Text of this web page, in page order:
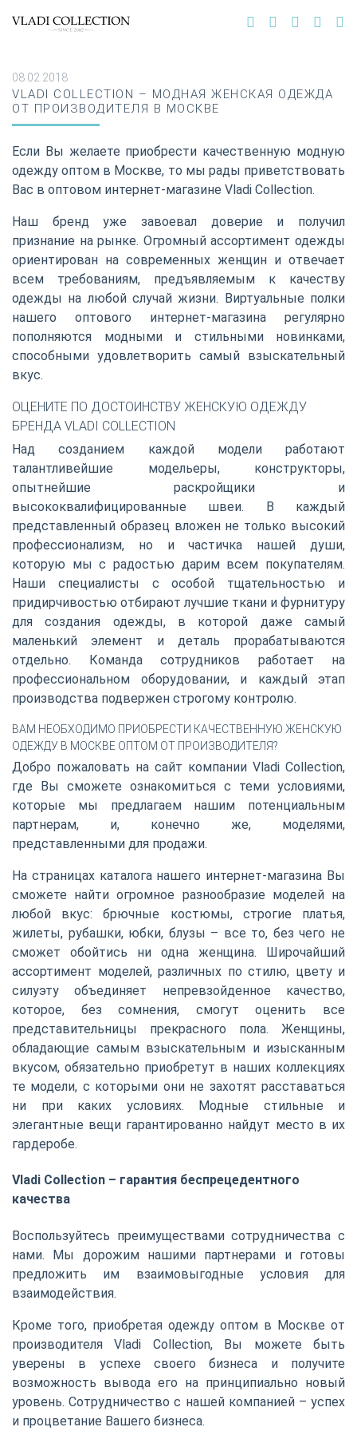
08.02.2018
VLADI COLLECTION – МОДНАЯ ЖЕНСКАЯ ОДЕЖДА
ОТ ПРОИЗВОДИТЕЛЯ В МОСКВЕ
Если Вы желаете приобрести качественную модную
одежду оптом в Москве, то мы рады приветствовать
Вас в оптовом интернет-магазине Vladi Collection.
Наш бренд уже завоевал доверие и получил
признание на рынке. Огромный ассортимент одежды
ориентирован на современных женщин и отвечает
всем требованиям, предъявляемым к качеству
одежды на любой случай жизни. Виртуальные полки
нашего оптового интернет-магазина регулярно
пополняются модными и стильными новинками,
способными удовлетворить самый взыскательный
вкус.
ОЦЕНИТЕ ПО ДОСТОИНСТВУ ЖЕНСКУЮ ОДЕЖДУ
БРЕНДА VLADI COLLECTION
Над созданием каждой модели работают
талантливейшие модельеры, конструкторы,
опытнейшие раскройщики и
высококвалифицированные швеи. В каждый
представленный образец вложен не только высокий
профессионализм, но и частичка нашей души,
которую мы с радостью дарим всем покупателям.
Наши специалисты с особой тщательностью и
придирчивостью отбирают лучшие ткани и фурнитуру
для создания одежды, в которой даже самый
маленький элемент и деталь прорабатываются
отдельно. Команда сотрудников работает на
профессиональном оборудовании, и каждый этап
производства подвержен строгому контролю.
ВАМ НЕОБХОДИМО ПРИОБРЕСТИ КАЧЕСТВЕННУЮ ЖЕНСКУЮ
ОДЕЖДУ В МОСКВЕ ОПТОМ ОТ ПРОИЗВОДИТЕЛЯ?
Добро пожаловать на сайт компании Vladi Collection,
где Вы сможете ознакомиться с теми условиями,
которые мы предлагаем нашим потенциальным
партнерам, и, конечно же, моделями,
представленными для продажи.
На страницах каталога нашего интернет-магазина Вы
сможете найти огромное разнообразие моделей на
любой вкус: брючные костюмы, строгие платья,
жилеты, рубашки, юбки, блузы – все то, без чего не
сможет обойтись ни одна женщина. Широчайший
ассортимент моделей, различных по стилю, цвету и
силуэту объединяет непревзойденное качество,
которое, без сомнения, смогут оценить все
представительницы прекрасного пола. Женщины,
обладающие самым взыскательным и изысканным
вкусом, обязательно приобретут в наших коллекциях
те модели, с которыми они не захотят расставаться
ни при каких условиях. Модные стильные и
элегантные вещи гарантированно найдут место в их
гардеробе.
Vladi Collection – гарантия беспрецедентного
качества
Воспользуйтесь преимуществами сотрудничества с
нами. Мы дорожим нашими партнерами и готовы
предложить им взаимовыгодные условия для
взаимодействия.
Кроме того, приобретая одежду оптом в Москве от
производителя Vladi Collection, Вы можете быть
уверены в успехе своего бизнеса и получите
возможность вывода его на принципиально новый
уровень. Сотрудничество с нашей компанией – успех
и процветание Вашего бизнеса.